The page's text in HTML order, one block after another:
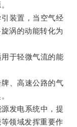
装置，当空气经
涡的动能转化为
于轻微气流的能
、高速公路的气
发电系统中，提
领域发挥重要作